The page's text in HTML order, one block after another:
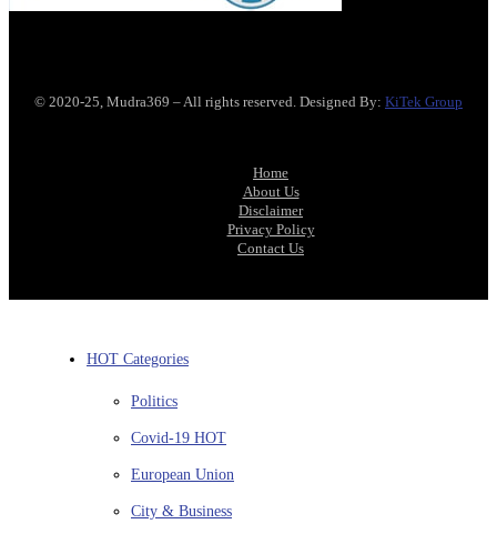
© 2020-25, Mudra369 – All rights reserved. Designed By: KiTek Group
Home
About Us
Disclaimer
Privacy Policy
Contact Us
HOT Categories
Politics
Covid-19 HOT
European Union
City & Business